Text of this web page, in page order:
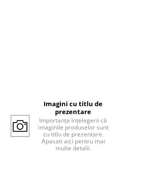
Imagini cu titlu de
prezentare
Importanța înțelegerii că
imaginile produselor sunt
cu titlu de prezentare.
Apasati aici pentru mai
multe detalii.